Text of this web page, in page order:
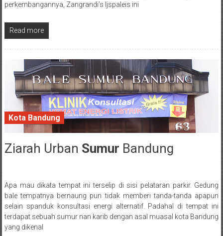
perkembangannya, Zangrandi’s Ijspaleis ini
Read more
Kota Bandung
27 September 2016
Ziarah Urban Sumur Bandung
Posted By: wirawan
Apa mau dikata tempat ini terselip di sisi pelataran parkir. Gedung
bale tempatnya bernaung pun tidak memberi tanda-tanda apapun
selain spanduk konsultasi energi alternatif. Padahal di tempat ini
terdapat sebuah sumur nan karib dengan asal muasal kota Bandung
yang dikenal